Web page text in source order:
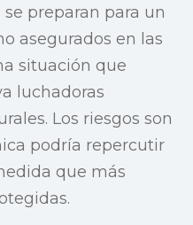
preparan para un
asegurados en las
situación que
luchadoras
Los riesgos son
podría repercutir
que más